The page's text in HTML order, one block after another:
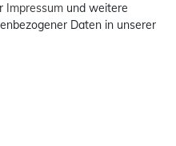
Impressum und weitere
Daten in unserer